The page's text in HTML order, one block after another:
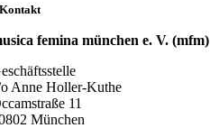
Kontakt
femina münchen e. V. (mfm)
Anne Holler-Kuthe
11
München